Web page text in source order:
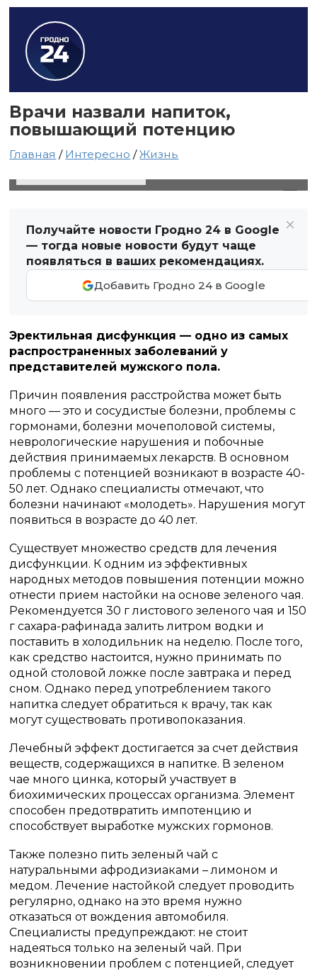
Врачи назвали напиток,
повышающий потенцию
Главная / Интересно /Жизнь
Получайте новости Гродно 24 в Google
— тогда новые новости будут чаще
появляться в ваших рекомендациях.
Добавить Гродно 24 в Google
Эректильная дисфункция — одно из самых
распространенных заболеваний у
представителей мужского пола.
Причин появления расстройства может быть
много — это и сосудистые болезни, проблемы с
гормонами, болезни мочеполовой системы,
неврологические нарушения и побочные
действия принимаемых лекарств. В основном
проблемы с потенцией возникают в возрасте 40-
50 лет. Однако специалисты отмечают, что
болезни начинают «молодеть». Нарушения могут
появиться в возрасте до 40 лет.
Существует множество средств для лечения
дисфункции. К одним из эффективных
народных методов повышения потенции можно
отнести прием настойки на основе зеленого чая.
Рекомендуется 30 г листового зеленого чая и 150
г сахара-рафинада залить литром водки и
поставить в холодильник на неделю. После того,
как средство настоится, нужно принимать по
одной столовой ложке после завтрака и перед
сном. Однако перед употреблением такого
напитка следует обратиться к врачу, так как
могут существовать противопоказания.
Лечебный эффект достигается за счет действия
веществ, содержащихся в напитке. В зеленом
чае много цинка, который участвует в
биохимических процессах организма. Элемент
способен предотвратить импотенцию и
способствует выработке мужских гормонов.
Также полезно пить зеленый чай с
натуральными афродизиаками – лимоном и
медом. Лечение настойкой следует проводить
регулярно, однако на это время нужно
отказаться от вождения автомобиля.
Специалисты предупреждают: не стоит
надеяться только на зеленый чай. При
возникновении проблем с потенцией, следует